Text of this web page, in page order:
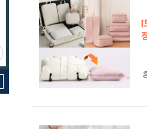
[